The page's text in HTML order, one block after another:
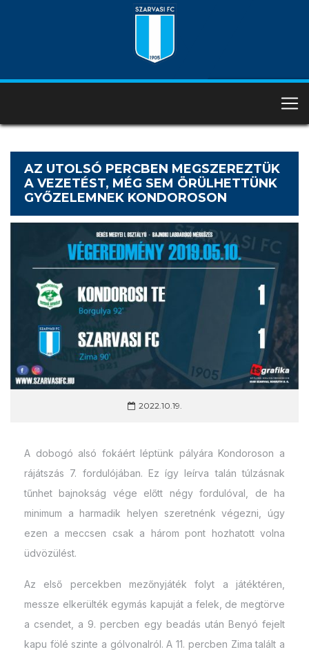
AZ UTOLSÓ PERCBEN MEGSZEREZTÜK
A VEZETÉST, MÉG SEM ÖRÜLHETTÜNK
GYŐZELEMNEK KONDOROSON
2022.10.19.
A dobogó alsó fokáért léptünk pályára Kondoroson a
rájátszás 7. fordulójában. Ez így leírva talán túlzásnak
tűnhet bajnokság vége előtt négy fordulóval, de ha
minimum a harmadik helyen szeretnénk végezni, úgy
ezen a meccsen csak a három pont hozhatott volna
üdvözülést.
Az első percekben mezőnyjáték folyt a játéktéren,
messze elkerülték egymás kapuját a felek, de megtörve
a csendet, a 9. percben egy beadás után Benyó fejelt
kapu fölé szinte a gólvonalról. A 11. percben Zima talált a